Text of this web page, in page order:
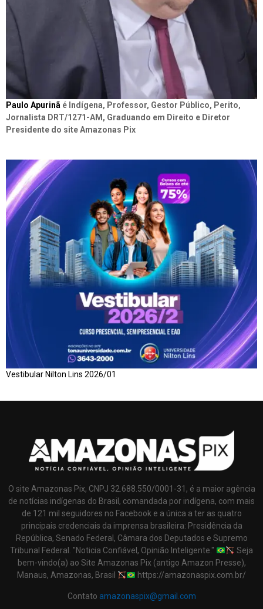
Paulo Apurinã é Indígena, Professor, Gestor Público, Perito,
Jornalista DRT/1271-AM, Graduando em Direito e Diretor
Presidente do site Amazonas Pix
Vestibular Nilton Lins 2026/01
O site Amazonas Pix, CNPJ 32.688.550/0001-31, é a maior agência
de notícias indígenas do Brasil, comandada por indígena, com mais
de 121 mil seguidores no Facebook e a única a ter as quatro
principais credenciais da imprensa brasileira: Presidência da
República, Senado Federal, Câmara dos Deputados e Supremo
Tribunal Federal. "Noticia Confiável, Opinião Inteligente."
Seja
bem-vindo(a) ao Site Amazonas Pix (antigo Amazon Presse),
Manaus, Amazonas, Brasil
https://amazonaspix.com.br/
Contato amazonaspix@gmail.com